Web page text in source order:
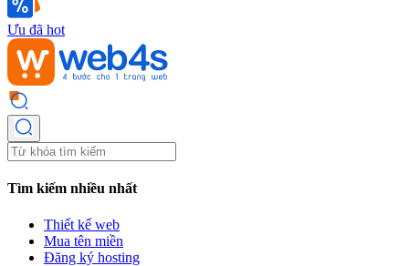
Ưu đã hot
Tìm kiếm nhiều nhất
Thiết kế web
Mua tên miền
Đăng ký hosting